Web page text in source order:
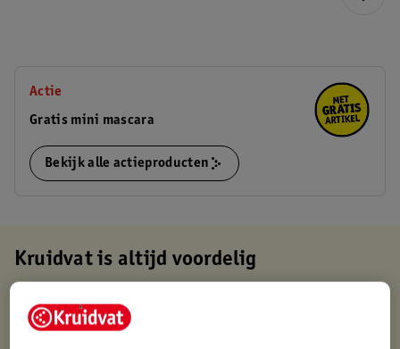
Actie
Gratis mini mascara
Bekijk alle actieproducten
Kruidvat is altijd voordelig
Op werkdagen voor 22:00 uur besteld, volgende dag in huis